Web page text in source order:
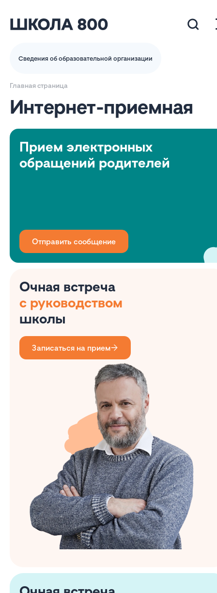
Сведения об образовательной организации
Главная страница
Интернет-приемная
Прием электронных
обращений родителей
Отправить сообщение
Очная встреча
с руководством
школы
Записаться на прием